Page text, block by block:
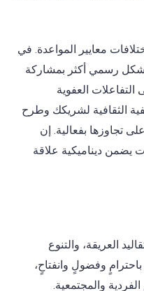
معايير المواعدة. في
رسمي أكثر بمشاركة
التفاعلات العفوية
الثقافية لشريكك وطرح
تجاوزها بفعالية. إن
يضمن ديناميكية علاقة
العريقة، والتنوع
باحترامٍ وفضولٍ وانفتاحٍ،
والمجتمعية.